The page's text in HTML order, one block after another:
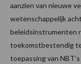
aanzien van nieuwe
wetenschappelijk
beleidsinstrumenten
toekomstbestendig
toepassing van